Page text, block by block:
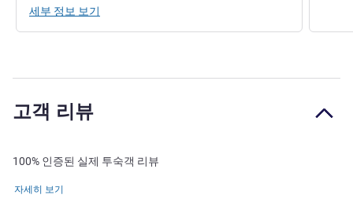
세부 정보 보기
고객 리뷰
100% 인증된 실제 투숙객 리뷰
자세히 보기